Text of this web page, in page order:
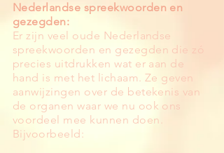
Nederlandse spreekwoorden en
gezegden:
Er zijn veel oude Nederlandse
spreekwoorden en gezegden die zó
precies uitdrukken wat er aan de
hand is met het lichaam. Ze geven
aanwijzingen over de betekenis van
de organen waar we nu ook ons
voordeel mee kunnen doen.
Bijvoorbeeld: